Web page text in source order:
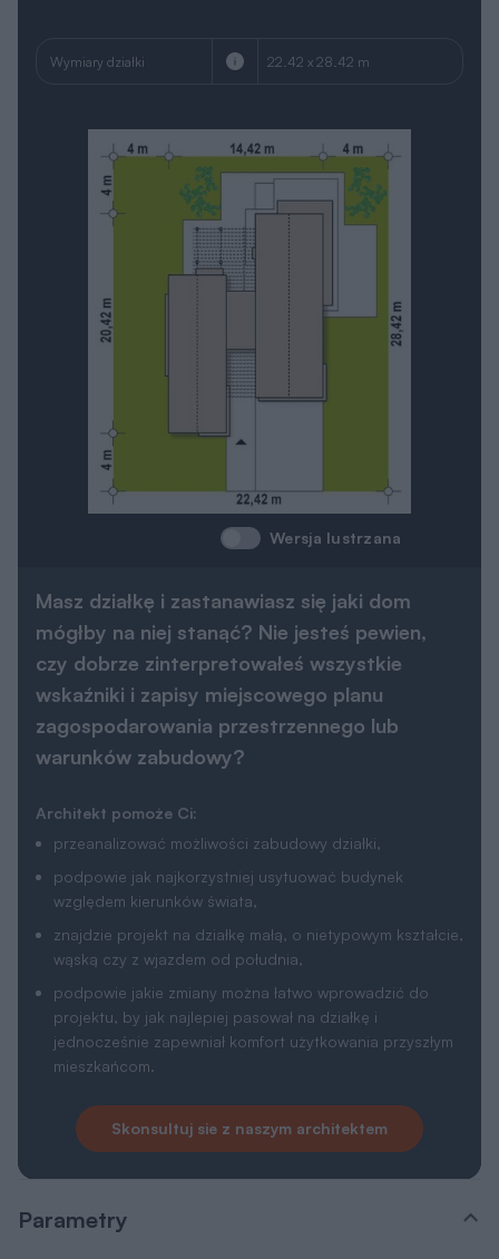
Wymiary działki 22.42 x 28.42 m
Wersja lustrzana
Masz działkę i zastanawiasz się jaki dom
mógłby na niej stanąć? Nie jesteś pewien,
czy dobrze zinterpretowałeś wszystkie
wskaźniki i zapisy miejscowego planu
zagospodarowania przestrzennego lub
warunków zabudowy?
Architekt pomoże Ci:
przeanalizować możliwości zabudowy działki,
podpowie jak najkorzystniej usytuować budynek
względem kierunków świata,
znajdzie projekt na działkę małą, o nietypowym kształcie,
wąską czy z wjazdem od południa,
podpowie jakie zmiany można łatwo wprowadzić do
projektu, by jak najlepiej pasował na działkę i
jednocześnie zapewniał komfort użytkowania przyszłym
mieszkańcom.
Skonsultuj sie z naszym architektem
Parametry